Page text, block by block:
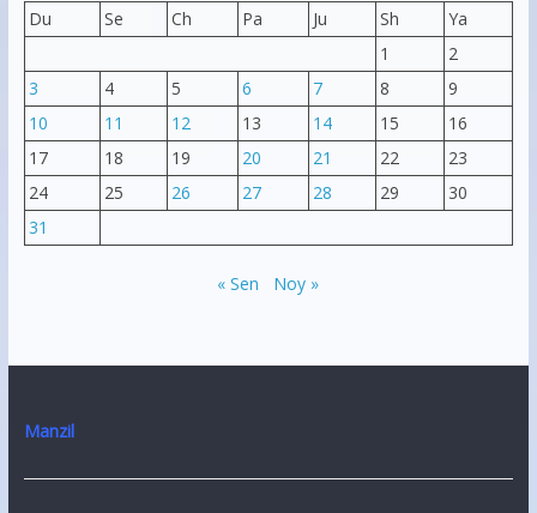
Du
Se Ch Pa Ju Sh
Ya
1
2
3
4 5 6 7 8
9
10
11 12 13 14 15
16
17
18 19 20 21 22
23
24
25 26 27 28 29
30
31
« Sen Noy »
Manzil